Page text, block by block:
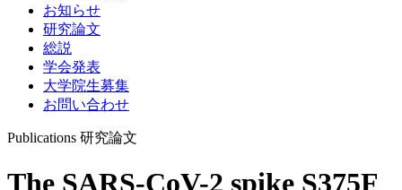
お知らせ
研究論文
総説
学会発表
大学院生募集
お問い合わせ
Publications 研究論文
The SARS-CoV-2 spike S375F